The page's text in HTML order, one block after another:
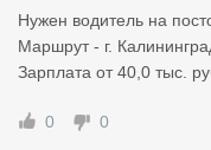
Нужен водитель на
Маршрут - г.
Зарплата от 40,0 тыс.
0 0